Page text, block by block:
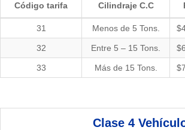
Código tarifa Cilindraje C.C
31 Menos de 5 Tons.
32 Entre 5 – 15 Tons.
33 Más de 15 Tons.
Clase 4